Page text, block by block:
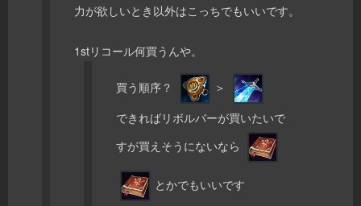
力が欲しいとき以外はこっちでもいいです。
1stリコール何買うんや。
買う順序？
＞
できればリボルバーが買いたいで
すが買えそうにないなら
とかでもいいです